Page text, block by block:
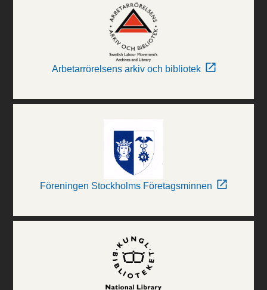
Arbetarrörelsens arkiv och bibliotek
Föreningen Stockholms Företagsminnen